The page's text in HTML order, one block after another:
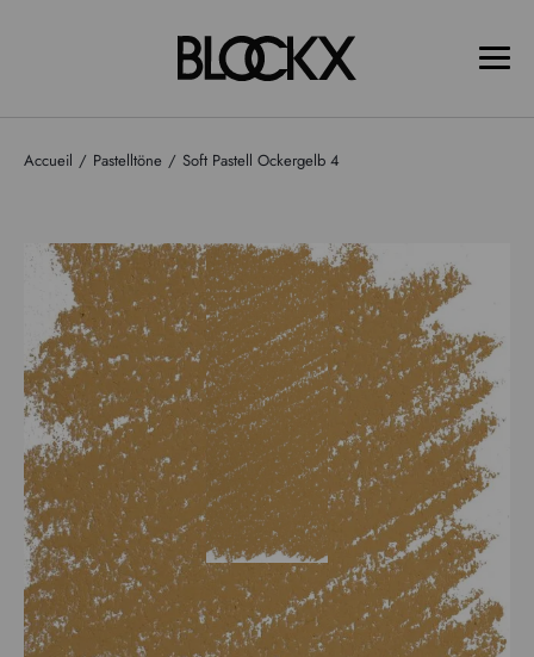
Accueil Pastelltöne Soft Pastell Ockergelb 4